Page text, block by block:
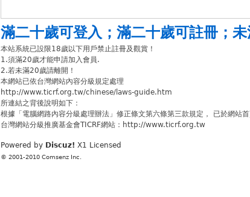
滿二十歲可登入 ； 滿二十歲可註冊 ； 未
本站系統已設限18歲以下用戶禁止註冊及觀賞！
1.須滿20歲才能申請加入會員.
2.若未滿20歲請離開！
本網站已依台灣網站內容分級規定處理
http://www.ticrf.org.tw/chinese/laws-guide.htm
所連結之背後說明如下：
根據「電腦網路內容分級處理辦法」修正條文第六條第三款規定， 已於網站
台灣網站分級推廣基金會TICRF網站：http://www.ticrf.org.tw
Powered by Discuz! X1 Licensed
© 2001-2010 Comsenz Inc.